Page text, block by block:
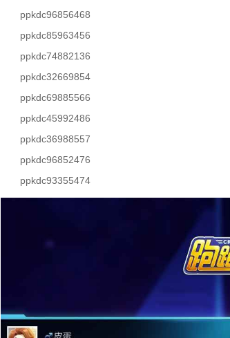
ppkdc96856468
ppkdc85963456
ppkdc74882136
ppkdc32669854
ppkdc69885566
ppkdc45992486
ppkdc36988557
ppkdc96852476
ppkdc93355474